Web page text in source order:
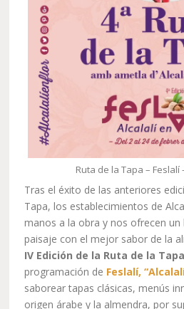
Ruta de la Tapa –
Tras el éxito de las anteriores
Tapa, los establecimientos de
manos a la obra y nos ofrecen
paisaje con el mejor sabor de la
IV Edición de la Ruta de la Tapa
programación de Feslalí,
saborear tapas clásicas, menús
origen árabe y la almendra, por